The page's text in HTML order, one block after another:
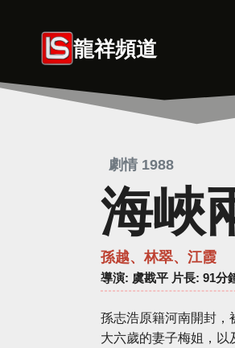
龍祥頻道
劇情 1988
海峽
孫越、林翠、江霞
導演: 虞戡平 片長: 91分
孫志浩原籍河南開封
大六歲的妻子梅姐，